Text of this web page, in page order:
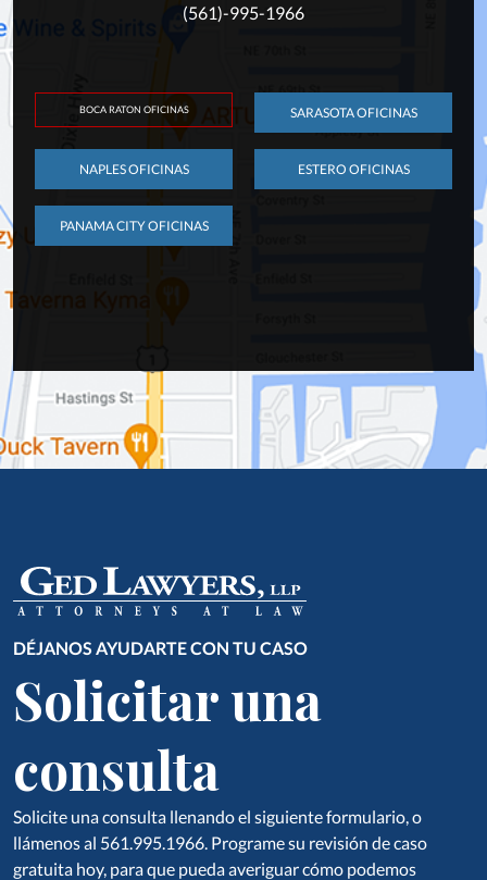
(561)-995-1966
BOCA RATON OFICINAS SARASOTA OFICINAS
NAPLES OFICINAS ESTERO OFICINAS
PANAMA CITY OFICINAS
DÉJANOS AYUDARTE CON TU CASO
Solicitar una
consulta
Solicite una consulta llenando el siguiente formulario, o
llámenos al 561.995.1966. Programe su revisión de caso
gratuita hoy, para que pueda averiguar cómo podemos